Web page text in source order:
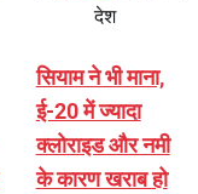
देश
सियाम ने भी माना,
ई-20 में ज्यादा
क्लोराइड और नमी
के कारण खराब हो